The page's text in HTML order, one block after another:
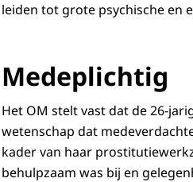
leiden tot grote psychische en
Medeplichtig
Het OM stelt vast dat de 26-
wetenschap dat
kader van haar
behulpzaam was bij en